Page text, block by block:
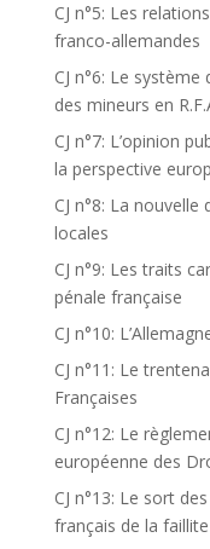
CJ n°5: Les
franco-allemandes
CJ n°6: Le
des mineurs en
CJ n°7: L’opinion
la perspective
CJ n°8: La
locales
CJ n°9: Les traits
pénale française
CJ n°10:
CJ n°11: Le
Françaises
CJ n°12: Le
européenne des
CJ n°13: Le sort
français de la faillite